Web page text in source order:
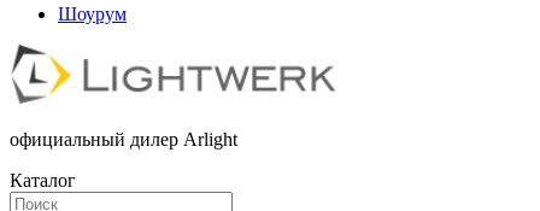
Шоурум
официальный дилер Arlight
Каталог